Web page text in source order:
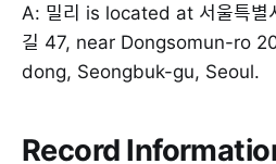
A: 밀리 is located at 서울특별
길 47, near Dongsomun-ro
dong, Seongbuk-gu, Seoul.
Record